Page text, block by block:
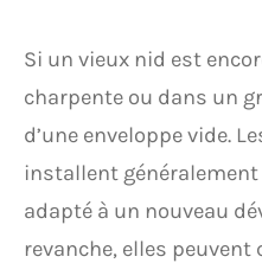
Si un vieux nid est
charpente ou dans un
d’une enveloppe vide.
installent généralement
adapté à un nouveau
revanche, elles